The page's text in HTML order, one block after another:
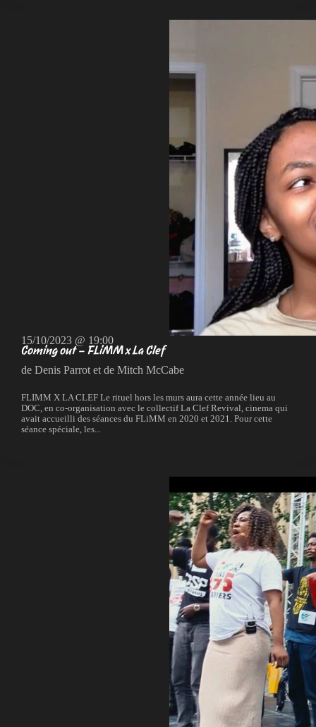
15/10/2023 @ 19:00
Coming out – FLiMM x La Clef
de Denis Parrot et de Mitch McCabe
FLIMM X LA CLEF Le rituel hors les murs aura cette année lieu au
DOC, en co-organisation avec le collectif La Clef Revival, cinema qui
avait accueilli des séances du FLiMM en 2020 et 2021. Pour cette
séance spéciale, les...